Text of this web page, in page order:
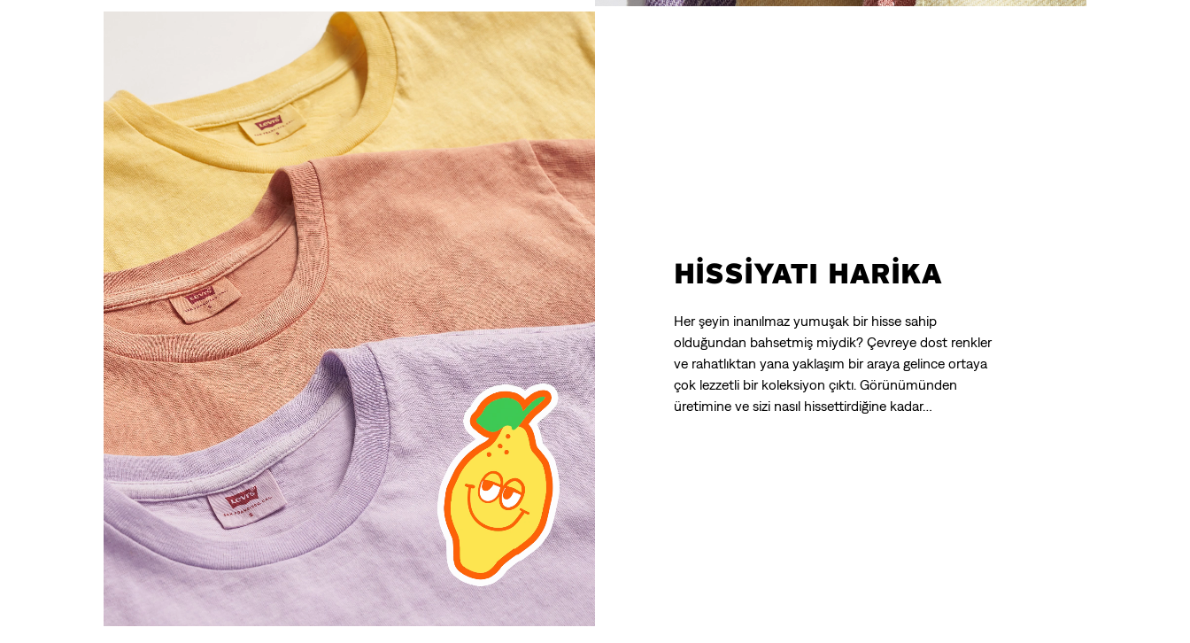
HİSSİYATI HARİKA
Her şeyin inanılmaz yumuşak bir hisse sahip
olduğundan bahsetmiş miydik? Çevreye dost renkler
ve rahatlıktan yana yaklaşım bir araya gelince ortaya
çok lezzetli bir koleksiyon çıktı. Görünümünden
üretimine ve sizi nasıl hissettirdiğine kadar…